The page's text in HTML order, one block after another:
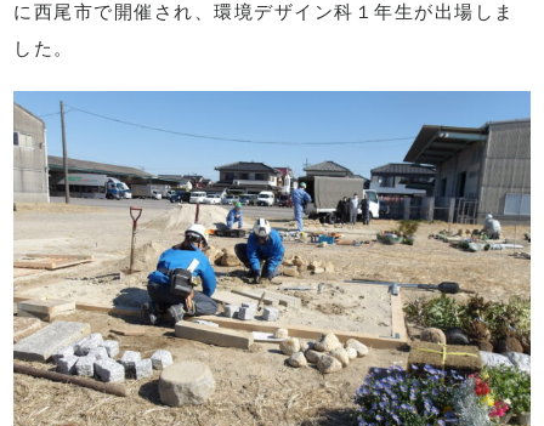
に西尾市で開催され、環境デザイン科１年生が出場しま
した。